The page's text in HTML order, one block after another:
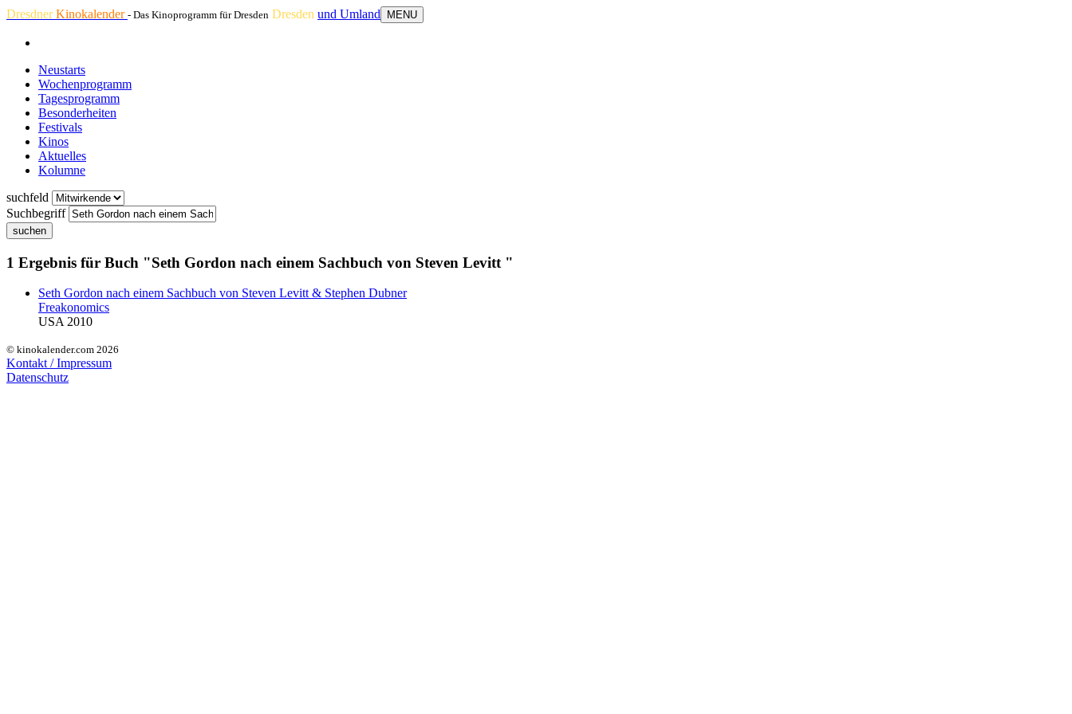
DresdnerKinokalender - Das Kinoprogramm für Dresden Dresden und Umland MENU
Neustarts
Wochenprogramm
Tagesprogramm
Besonderheiten
Festivals
Kinos
Aktuelles
Kolumne
suchfeld
Suchbegriff
suchen
1 Ergebnis für Buch "Seth Gordon nach einem Sachbuch von Steven Levitt "
Seth Gordon nach einem Sachbuch von Steven Levitt& Stephen Dubner
Freakonomics
USA 2010
© kinokalender.com 2026
Kontakt / Impressum
Datenschutz